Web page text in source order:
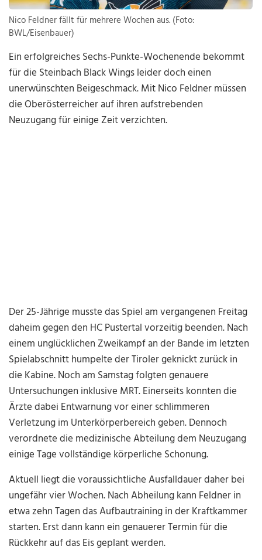
Nico Feldner fällt für mehrere Wochen aus. (Foto:
BWL/Eisenbauer)
Ein erfolgreiches Sechs-Punkte-Wochenende bekommt
für die Steinbach Black Wings leider doch einen
unerwünschten Beigeschmack. Mit Nico Feldner müssen
die Oberösterreicher auf ihren aufstrebenden
Neuzugang für einige Zeit verzichten.
Der 25-Jährige musste das Spiel am vergangenen Freitag
daheim gegen den HC Pustertal vorzeitig beenden. Nach
einem unglücklichen Zweikampf an der Bande im letzten
Spielabschnitt humpelte der Tiroler geknickt zurück in
die Kabine. Noch am Samstag folgten genauere
Untersuchungen inklusive MRT. Einerseits konnten die
Ärzte dabei Entwarnung vor einer schlimmeren
Verletzung im Unterkörperbereich geben. Dennoch
verordnete die medizinische Abteilung dem Neuzugang
einige Tage vollständige körperliche Schonung.
Aktuell liegt die voraussichtliche Ausfalldauer daher bei
ungefähr vier Wochen. Nach Abheilung kann Feldner in
etwa zehn Tagen das Aufbautraining in der Kraftkammer
starten. Erst dann kann ein genauerer Termin für die
Rückkehr auf das Eis geplant werden.